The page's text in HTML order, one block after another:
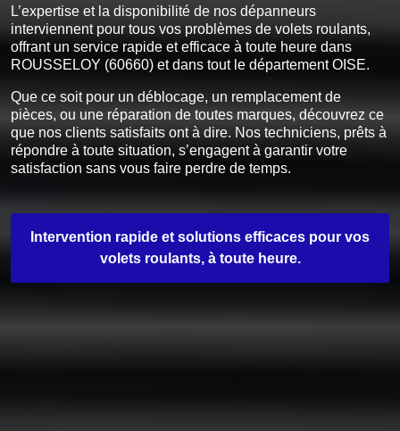
L’expertise et la disponibilité de nos dépanneurs
interviennent pour tous vos problèmes de volets roulants,
offrant un service rapide et efficace à toute heure dans
ROUSSELOY (60660) et dans tout le département OISE.
Que ce soit pour un déblocage, un remplacement de
pièces, ou une réparation de toutes marques, découvrez ce
que nos clients satisfaits ont à dire. Nos techniciens, prêts à
répondre à toute situation, s’engagent à garantir votre
satisfaction sans vous faire perdre de temps.
Intervention rapide et solutions efficaces pour vos
volets roulants, à toute heure.